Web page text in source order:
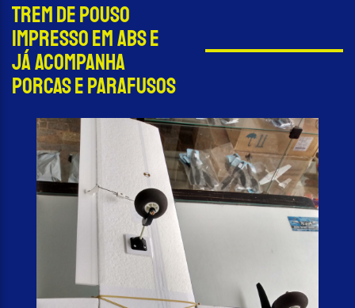
Trem de pouso
impresso em ABS e
já acompanha
porcas e parafusos